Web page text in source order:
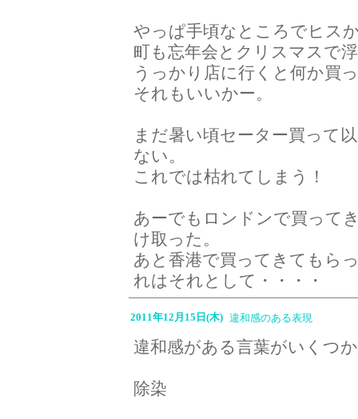
やっぱ手頃なところでヒス
町も忘年会とクリスマスで
うっかり店に行くと何か買
それもいいかー。
まだ暑い頃セーター買って
ない。
これでは枯れてしまう！
あーでもロンドンで買って
け取った。
あと香港で買ってきてもら
れはそれとして・・・・
2011年12月15日(木) 違和感のある表現
違和感がある言葉がいくつ
除染